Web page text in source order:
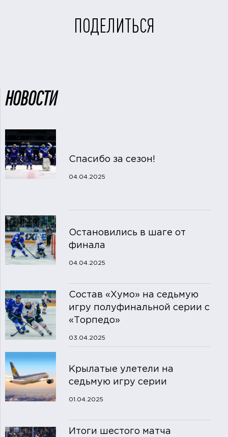
ПОДЕЛИТЬСЯ
НОВОСТИ
Спасибо за сезон!
04.04.2025
Остановились в шаге от
финала
04.04.2025
Состав «Хумо» на седьмую
игру полуфинальной серии с
«Торпедо»
03.04.2025
Крылатые улетели на
седьмую игру серии
01.04.2025
Итоги шестого матча